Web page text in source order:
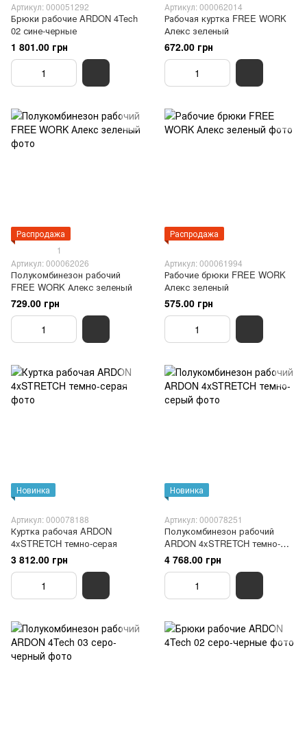
Артикул: 000051292
Брюки рабочие ARDON 4Tech
02 сине-черные
1 801.00 грн
Артикул: 000062014
Рабочая куртка FREE WORK
Алекс зеленый
672.00 грн
Распродажа
1
Артикул: 000062026
Полукомбинезон рабочий
FREE WORK Алекс зеленый
729.00 грн
Распродажа
Артикул: 000061994
Рабочие брюки FREE WORK
Алекс зеленый
575.00 грн
Новинка
Артикул: 000078188
Куртка рабочая ARDON
4xSTRETCH темно-серая
3 812.00 грн
Новинка
Артикул: 000078251
Полукомбинезон рабочий
ARDON 4xSTRETCH темно-
серый
4 768.00 грн